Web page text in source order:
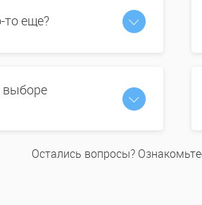
то еще?
выборе
Остались вопросы?